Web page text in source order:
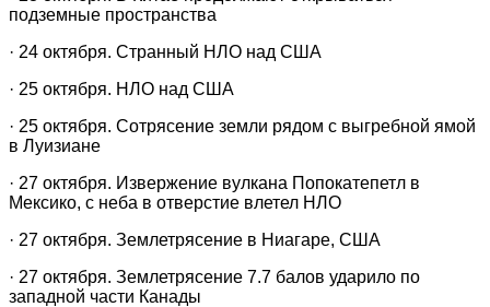
подземные пространства
· 24 октября. Странный НЛО над США
· 25 октября. НЛО над США
· 25 октября. Сотрясение земли рядом с выгребной ямой
в Луизиане
· 27 октября. Извержение вулкана Попокатепетл в
Мексико, с неба в отверстие влетел НЛО
· 27 октября. Землетрясение в Ниагаре, США
· 27 октября. Землетрясение 7.7 балов ударило по
западной части Канады